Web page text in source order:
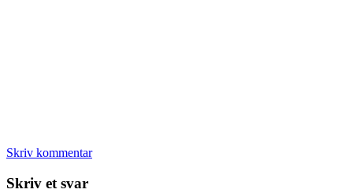
Skriv kommentar
Læserinteraktioner
Skriv et svar